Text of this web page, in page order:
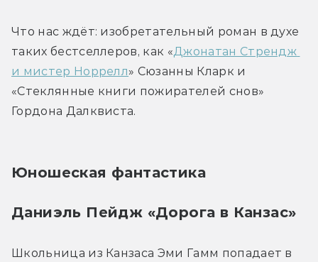
Что нас ждёт: изобретательный роман в духе
таких бестселлеров, как «Джонатан Стрендж
и мистер Норрелл» Сюзанны Кларк и
«Стеклянные книги пожирателей снов»
Гордона Далквиста.
Юношеская фантастика
Даниэль Пейдж «Дорога в Канзас»
Школьница из Канзаса Эми Гамм попадает в